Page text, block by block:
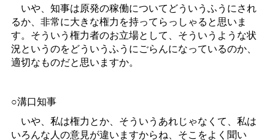
いや、知事は原発の稼働についてどういうふうにされ
るか、非常に大きな権力を持ってらっしゃると思いま
す。そういう権力者のお立場として、そういうような状
況というのをどういうふうにごらんになっているのか、
適切なものだと思いますか。
○溝口知事
いや、私は権力とか、そういうあれじゃなくて、私は
いろんな人の意見が違いますからね、そこをよく聞い